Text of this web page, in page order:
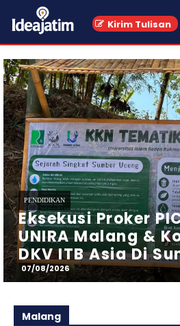
Kirim Tulisan
PENDIDIKAN
Akselerasi Riset
RS. dr. Soepraoen
Konferensi
ICOHES 2026
07/08/2026
Malang